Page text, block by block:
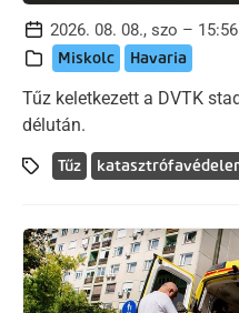
2026. 08. 08., szo – 15:56
Miskolc Havaria
Tűz keletkezett a DVTK
délután.
Tűz